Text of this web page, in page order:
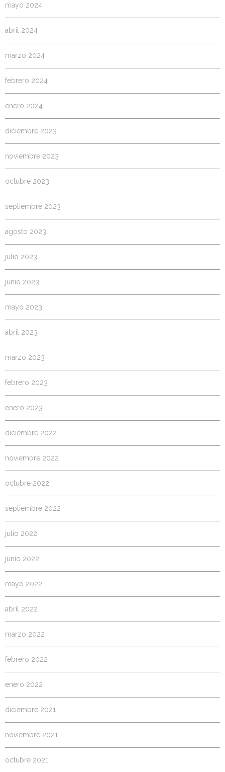
mayo 2024
abril 2024
marzo 2024
febrero 2024
enero 2024
diciembre 2023
noviembre 2023
octubre 2023
septiembre 2023
agosto 2023
julio 2023
junio 2023
mayo 2023
abril 2023
marzo 2023
febrero 2023
enero 2023
diciembre 2022
noviembre 2022
octubre 2022
septiembre 2022
julio 2022
junio 2022
mayo 2022
abril 2022
marzo 2022
febrero 2022
enero 2022
diciembre 2021
noviembre 2021
octubre 2021